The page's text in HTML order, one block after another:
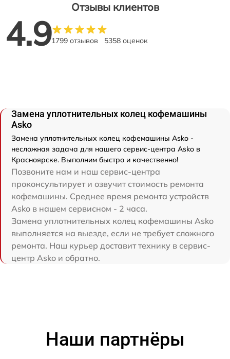
Отзывы клиентов
4.91799 отзывов 5358 оценок
Замена уплотнительных колец кофемашины
Asko
Замена уплотнительных колец кофемашины Asko -
несложная задача для нашего сервис-центра Asko в
Красноярске. Выполним быстро и качественно!
Позвоните нам и наш сервис-центра
проконсультирует и озвучит стоимость ремонта
кофемашины. Среднее время ремонта устройств
Asko в нашем сервисном - 2 часа.
Замена уплотнительных колец кофемашины Asko
выполняется на выезде, если не требует сложного
ремонта. Наш курьер доставит технику в сервис-
центр Asko и обратно.
Наши партнёры